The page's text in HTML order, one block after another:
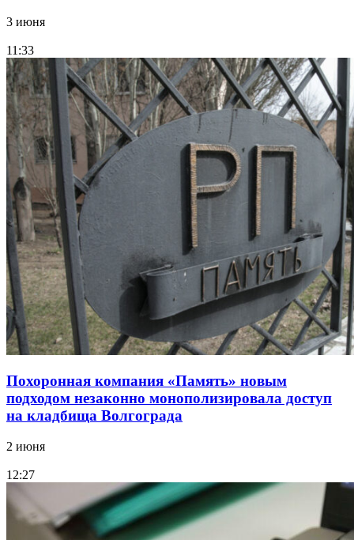
3 июня
11:33
Похоронная компания «Память» новым
подходом незаконно монополизировала доступ
на кладбища Волгограда
2 июня
12:27